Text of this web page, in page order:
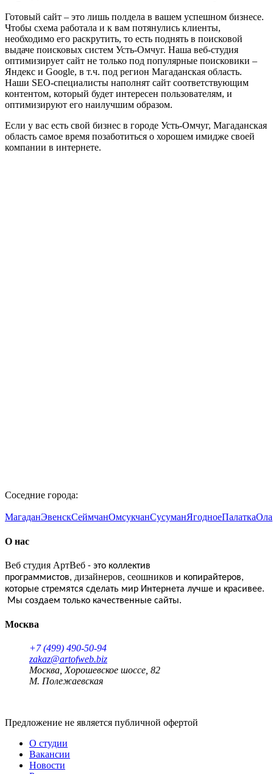
Готовый сайт ‒ это лишь полдела в вашем успешном бизнесе.
Чтобы схема работала и к вам потянулись клиенты,
необходимо его раскрутить, то есть поднять в поисковой
выдаче поисковых систем Усть-Омчуг. Наша веб-студия
оптимизирует сайт не только под популярные поисковики ‒
Яндекс и Google, в т.ч. под регион Магаданская область.
Наши SEO-специалисты наполнят сайт соответствующим
контентом, который будет интересен пользователям, и
оптимизируют его наилучшим образом.
Если у вас есть свой бизнес в городе Усть-Омчуг, Магаданская
область самое время позаботиться о хорошем имидже своей
компании в интернете.
Соседние города:
МагаданЭвенскСеймчанОмсукчанСусуманЯгодноеПалаткаОла
О нас
Веб студия АртВеб - это коллектив
программистов, дизайнеров, сеошников и копирайтеров,
которые стремятся сделать мир Интернета лучше и красивее.
Мы создаем только качественные сайты.
Москва
+7 (499) 490-50-94
zakaz@artofweb.biz
Москва, Хорошевское шоссе, 82
М. Полежаевская
Предложение не является публичной офертой
О студии
Вакансии
Новости